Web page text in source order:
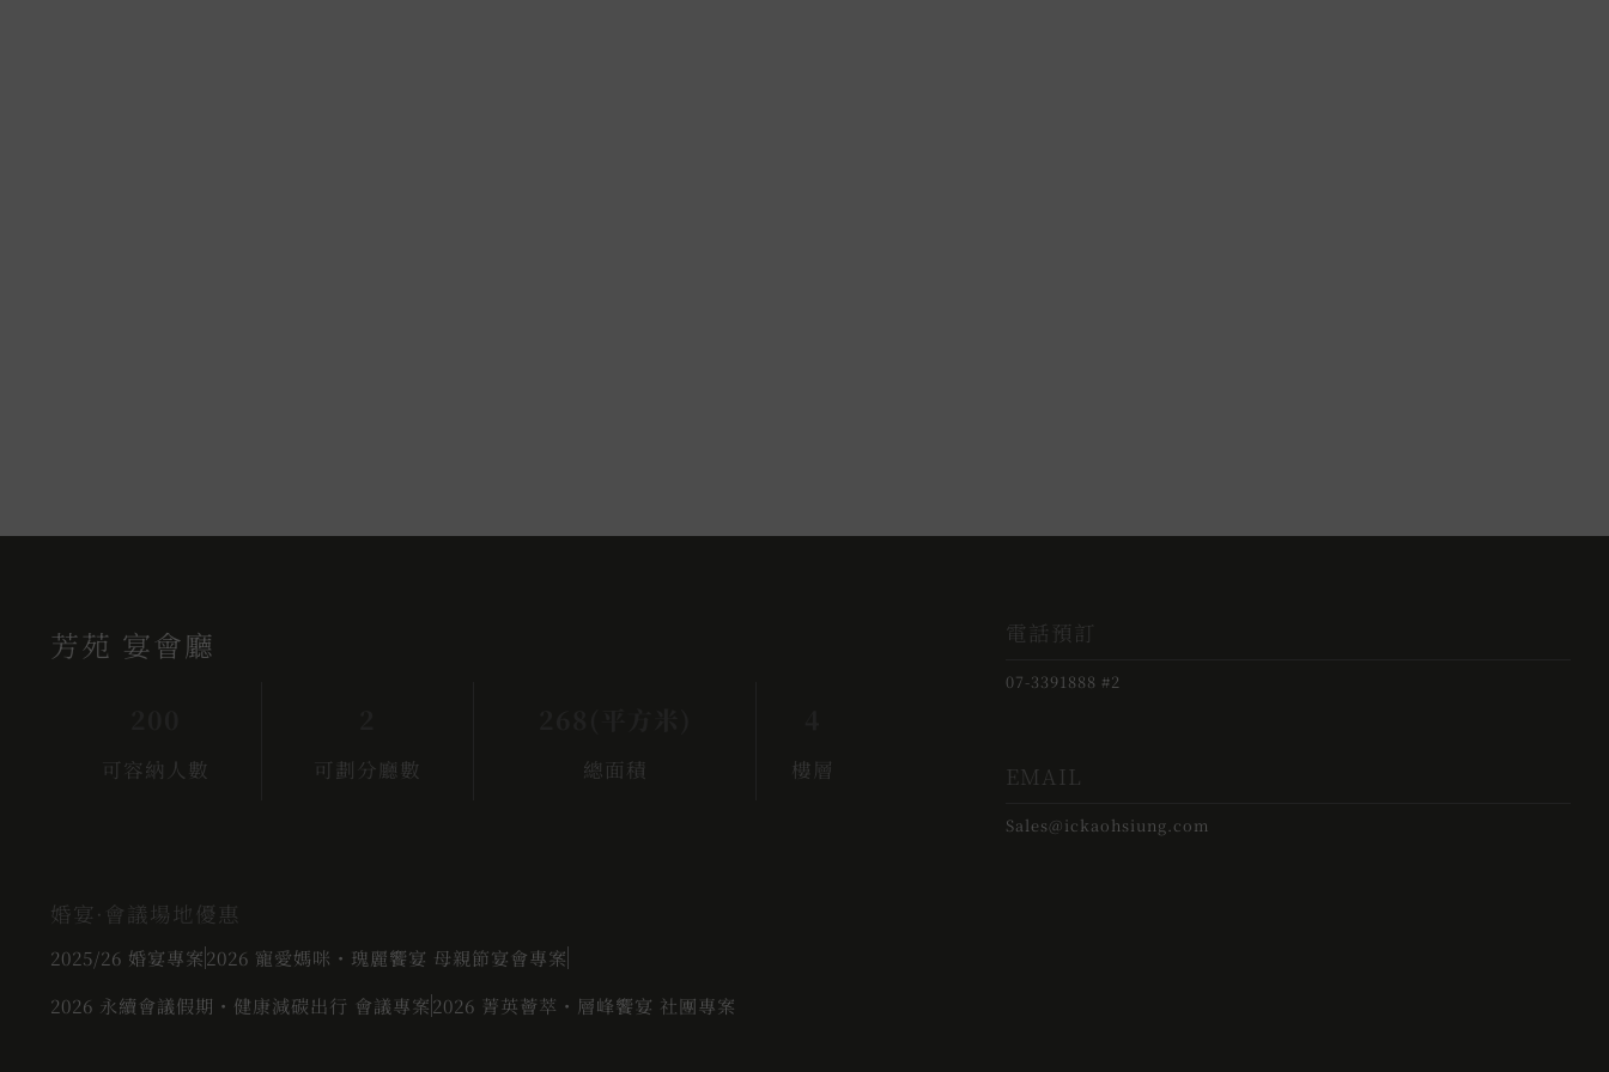
芳苑 宴會廳
可容納人數 可劃分廳數 總面積 樓層
婚宴·會議場地優惠
2025/26 婚宴專案2026 寵愛媽咪・瑰麗饗宴 母親節宴會專案
2026 永續會議假期・健康減碳出行 會議專案2026 菁英薈萃・層峰饗宴 社團專案
電話預訂
07-3391888 #2
EMAIL
Sales@ickaohsiung.com